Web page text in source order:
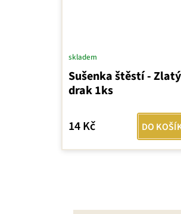
Sušenka štěstí - Zlatý
drak 1ks
skladem
14 Kč DO